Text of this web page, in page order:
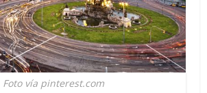
Foto vía pinterest.com